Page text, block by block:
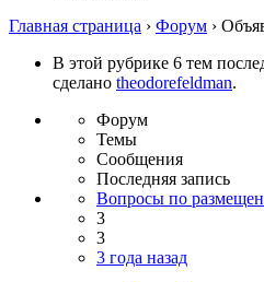
Главная страница › Форум ›
В этой рубрике 6 тем
сделано theodorefeldman.
Форум
Темы
Сообщения
Последняя запись
Вопросы по
3
3
3 года назад